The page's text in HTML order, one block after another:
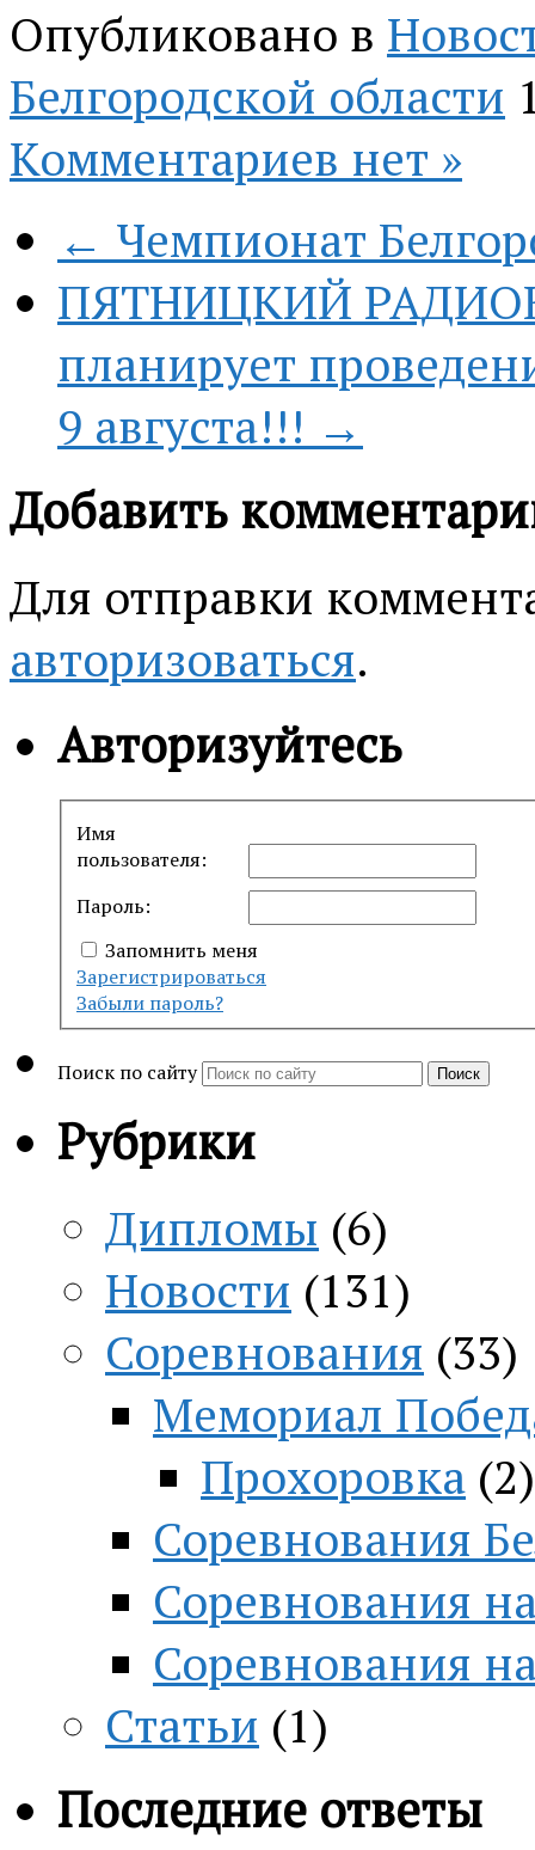
Опубликовано в
Белгородской области
Комментариев нет »
← Чемпионат
ПЯТНИЦКИЙ
планирует
9 августа!!! →
Добавить
Для отправки
авторизоваться.
Авторизуйтесь
Имя
пользователя:
Пароль:
Запомнить меня
Зарегистрироваться
Забыли пароль?
Поиск по сайту Поиск
Рубрики
Дипломы (6)
Новости (131)
Соревнования (33)
Мемориал
Прохоровка (2)
Соревнования
Соревнования
Соревнования
Статьи (1)
Последние ответы